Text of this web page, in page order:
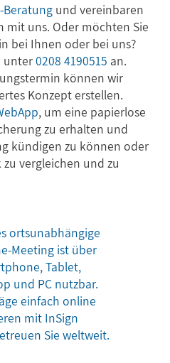
Beratung und vereinbaren
mit uns. Oder möchten Sie
bei Ihnen oder bei uns?
unter0208 4190515 an.
können wir
Konzept erstellen.
, um eine papierlose
zu erhalten und
kündigen zu können oder
vergleichen und zu
ortsunabhängige
Meeting ist über
Tablet,
und PC nutzbar.
einfach online
mit InSign
Sie weltweit.